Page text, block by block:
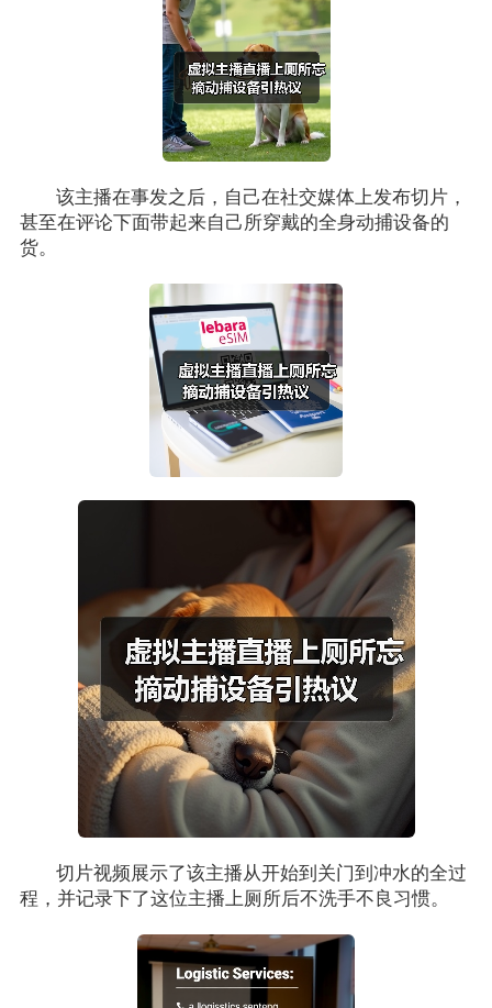
该主播在事发之后，自己在社交媒体上发布切片，
甚至在评论下面带起来自己所穿戴的全身动捕设备的
货。
切片视频展示了该主播从开始到关门到冲水的全过
程，并记录下了这位主播上厕所后不洗手不良习惯。